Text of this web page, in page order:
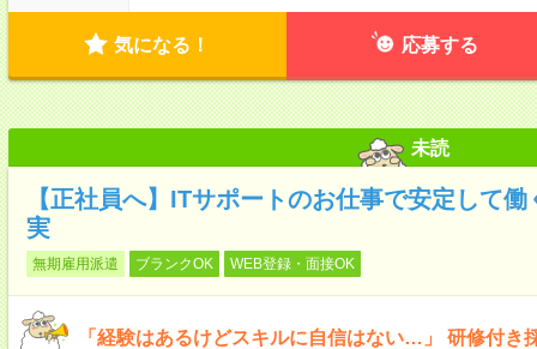
気になる！ 応募する
未読
【正社員へ】ITサポートのお仕事で安定して
実
無期雇用派遣 ブランクOK WEB登録・面接OK
「経験はあるけどスキルに自信はない…」 研修付き